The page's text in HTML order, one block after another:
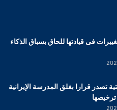
فى قيادتها للحاق بسباق الذكاء
تصدر قرارا بغلق المدرسة الإيرانية
ترخيصها